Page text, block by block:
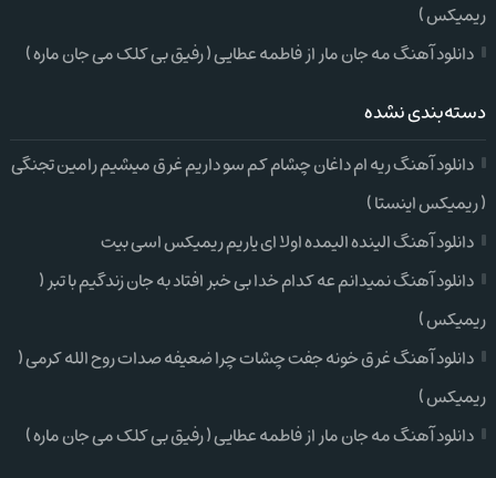
ریمیکس )
دانلود آهنگ مه جان مار از فاطمه عطایی ( رفیق بی کلک می جان ماره )
دسته‌بندی نشده
دانلود آهنگ ریه ام داغان چشام کم سو داریم غرق میشیم رامین تجنگی
( ریمیکس اینستا )
دانلود آهنگ الینده الیمده اولا ای یاریم ریمیکس اسی بیت
دانلود آهنگ نمیدانم عه کدام خدا بی خبر افتاد به جان زندگیم با تبر (
ریمیکس )
دانلود آهنگ غرق خونه جفت چشات چرا ضعیفه صدات روح الله کرمی (
ریمیکس )
دانلود آهنگ مه جان مار از فاطمه عطایی ( رفیق بی کلک می جان ماره )